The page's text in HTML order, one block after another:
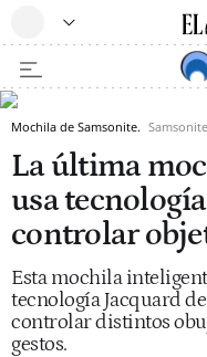
Mochila de Samsonite. Samsonite
La última
usa
controlar
Esta mochila
tecnología Jacquard
controlar distintos
gestos.